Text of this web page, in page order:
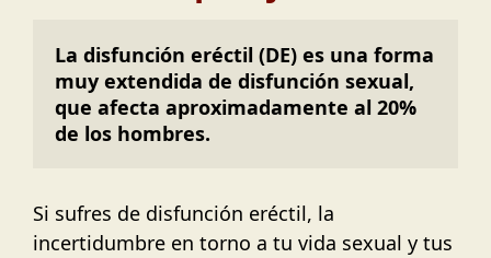
La disfunción eréctil (DE) es una forma
muy extendida de disfunción sexual,
que afecta aproximadamente al 20%
de los hombres.
Si sufres de disfunción eréctil, la
incertidumbre en torno a tu vida sexual y tus